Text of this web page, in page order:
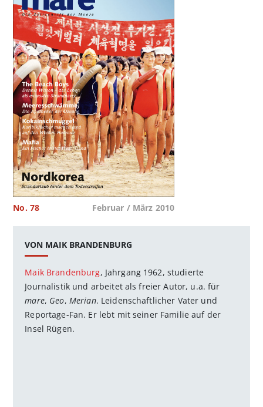
No. 78 Februar / März 2010
VON MAIK BRANDENBURG
Maik Brandenburg, Jahrgang 1962, studierte
Journalistik und arbeitet als freier Autor, u.a. für
mare, Geo, Merian. Leidenschaftlicher Vater und
Reportage-Fan. Er lebt mit seiner Familie auf der
Insel Rügen.